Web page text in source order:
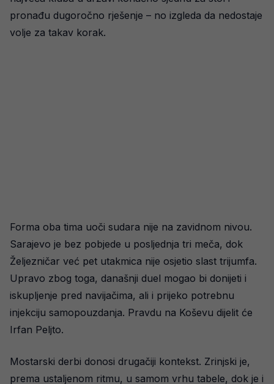
pronađu dugoročno rješenje – no izgleda da nedostaje
volje za takav korak.
Forma oba tima uoči sudara nije na zavidnom nivou.
Sarajevo je bez pobjede u posljednja tri meča, dok
Željezničar već pet utakmica nije osjetio slast trijumfa.
Upravo zbog toga, današnji duel mogao bi donijeti i
iskupljenje pred navijačima, ali i prijeko potrebnu
injekciju samopouzdanja. Pravdu na Koševu dijelit će
Irfan Peljto.
Mostarski derbi donosi drugačiji kontekst. Zrinjski je,
prema ustaljenom ritmu, u samom vrhu tabele, dok je i